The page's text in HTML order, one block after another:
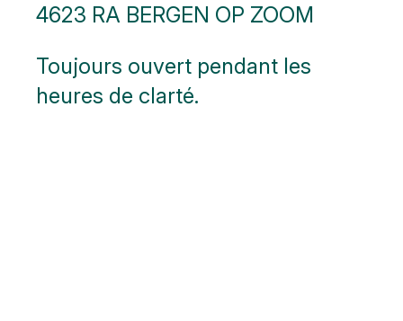
4623 RA BERGEN OP ZOOM
Toujours ouvert pendant les
heures de clarté.